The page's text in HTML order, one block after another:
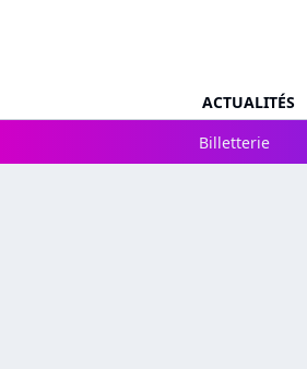
ACTUALITÉS
Billetterie